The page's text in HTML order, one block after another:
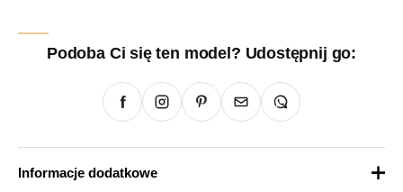
Podoba Ci się ten model? Udostępnij go:
Informacje dodatkowe